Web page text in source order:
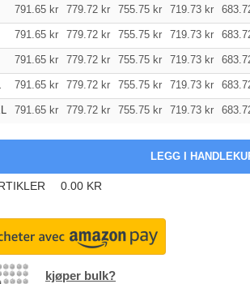
791.65 kr 779.72 kr 755.75 kr 719.73 kr
791.65 kr 779.72 kr 755.75 kr 719.73 kr
791.65 kr 779.72 kr 755.75 kr 719.73 kr
791.65 kr 779.72 kr 755.75 kr 719.73 kr
791.65 kr 779.72 kr 755.75 kr 719.73 kr
0.00 KR
kjøper bulk?